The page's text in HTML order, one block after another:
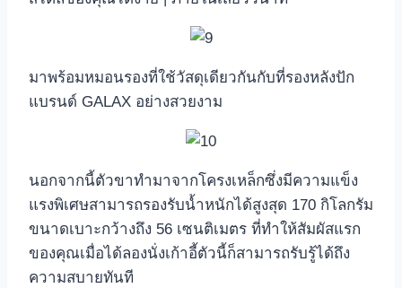
มาพร้อมหมอนรองที่ใช้วัสดุเดียวกันกับที่รองหลังปัก
แบรนด์ GALAX อย่างสวยงาม
นอกจากนี้ตัวขาทำมาจากโครงเหล็กซึ่งมีความแข็ง
แรงพิเศษสามารถรองรับน้ำหนักได้สูงสุด 170 กิโลกรัม
ขนาดเบาะกว้างถึง 56 เซนติเมตร ที่ทำให้สัมผัสแรก
ของคุณเมื่อได้ลองนั่งเก้าอี้ตัวนี้ก็สามารถรับรู้ได้ถึง
ความสบายทันที